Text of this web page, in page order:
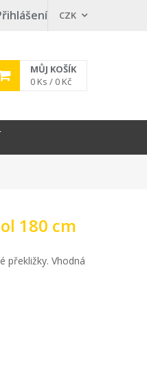
CZK
MŮJ KOŠÍK
0 Ks / 0 Kč
180 cm
překližky. Vhodná